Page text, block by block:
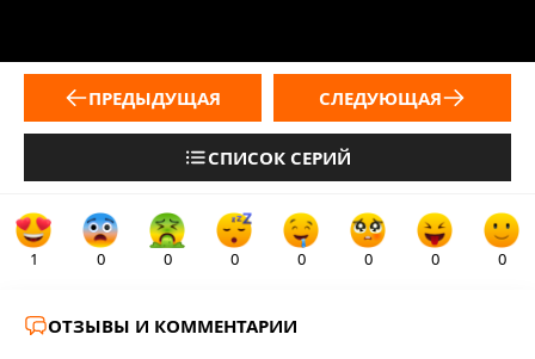
ПРЕДЫДУЩАЯ
СПИСОК СЕРИЙ
СЛЕДУЮЩАЯ
1 0 0 0 0 0 0 0
ОТЗЫВЫ И КОММЕНТАРИИ